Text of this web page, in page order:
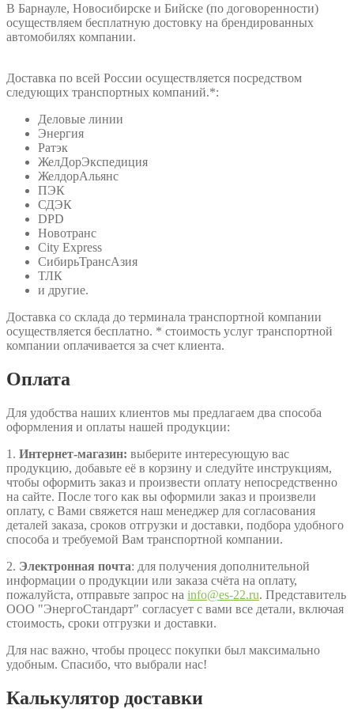
В Барнауле, Новосибирске и Бийске (по договоренности)
осуществляем бесплатную достовку на брендированных
автомобилях компании.
Доставка по всей России осуществляется посредством
следующих транспортных компаний.*:
Деловые линии
Энергия
Ратэк
ЖелДорЭкспедиция
ЖелдорАльянс
ПЭК
СДЭК
DPD
Новотранс
City Express
СибирьТрансАзия
ТЛК
и другие.
Доставка со склада до терминала транспортной компании
осуществляется бесплатно. * стоимость услуг транспортной
компании оплачивается за счет клиента.
Оплата
Для удобства наших клиентов мы предлагаем два способа
оформления и оплаты нашей продукции:
1. Интернет-магазин: выберите интересующую вас
продукцию, добавьте её в корзину и следуйте инструкциям,
чтобы оформить заказ и произвести оплату непосредственно
на сайте. После того как вы оформили заказ и произвели
оплату, с Вами свяжется наш менеджер для согласования
деталей заказа, сроков отгрузки и доставки, подбора удобного
способа и требуемой Вам транспортной компании.
2. Электронная почта: для получения дополнительной
информации о продукции или заказа счёта на оплату,
пожалуйста, отправьте запрос на info@es-22.ru. Представитель
ООО "ЭнергоСтандарт" согласует с вами все детали, включая
стоимость, сроки отгрузки и доставки.
Для нас важно, чтобы процесс покупки был максимально
удобным. Спасибо, что выбрали нас!
Калькулятор доставки